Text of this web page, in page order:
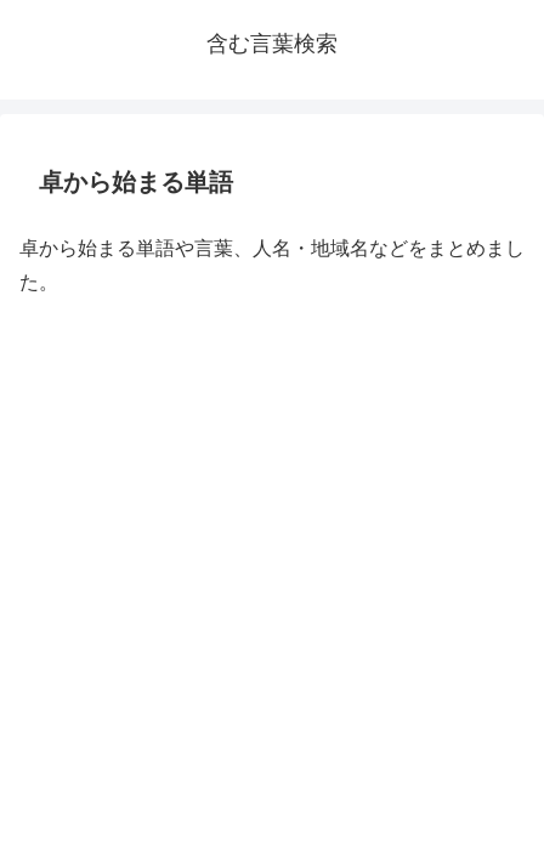
含む言葉検索
卓から始まる単語
卓から始まる単語や言葉、人名・地域名などをまとめまし
た。